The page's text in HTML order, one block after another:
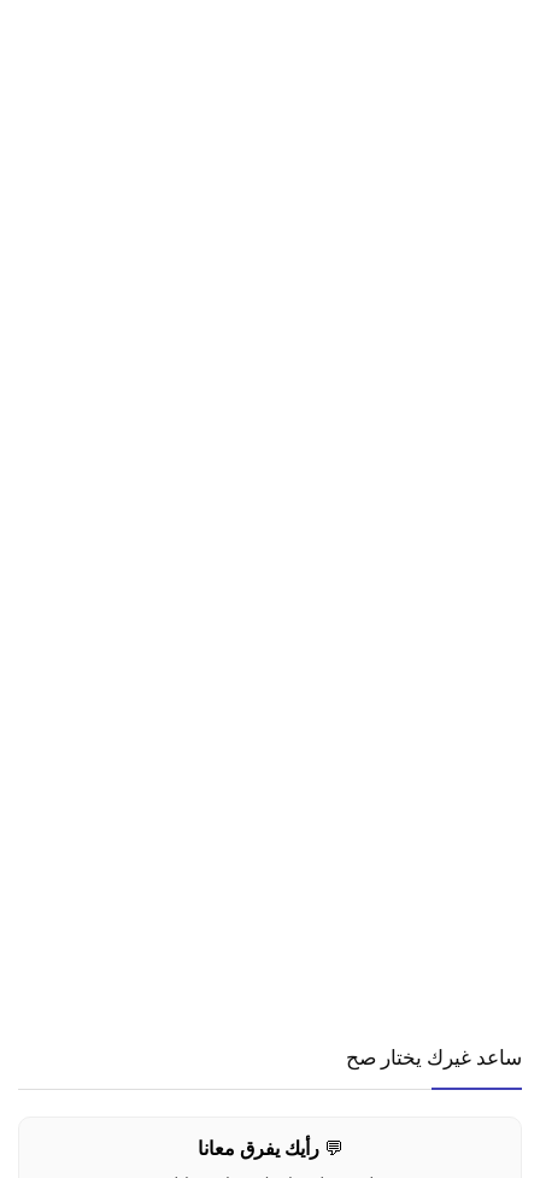
ساعد غيرك يختار صح
💬رأيك يفرق معانا